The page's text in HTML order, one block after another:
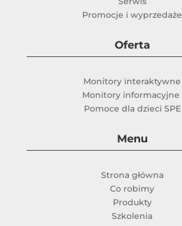
Promocje i wyprzedaże
Oferta
Monitory interaktywne
Monitory informacyjne
Pomoce dla dzieci SPE
Menu
Strona główna
Co robimy
Produkty
Szkolenia